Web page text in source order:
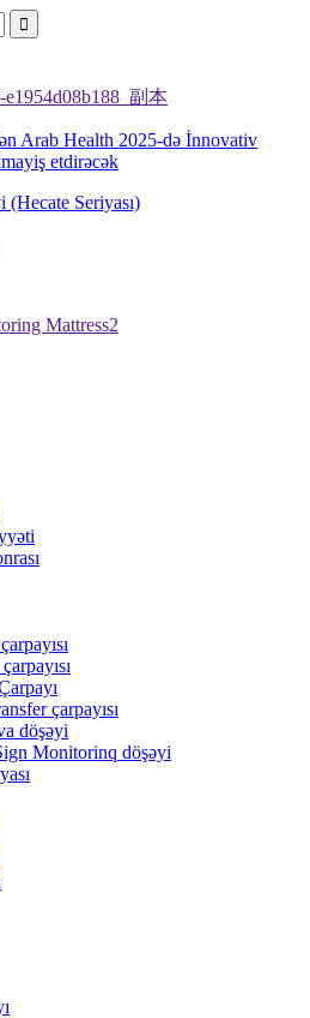
çarpayısı
döşəyi
Monitorinq döşəyi